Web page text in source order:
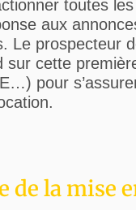
toutes
aux
prospecteur
sur cette
pour
de la mise